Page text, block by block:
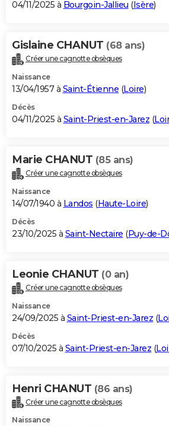
04/11/2025 à Bourgoin-Jallieu (Isère)
Gislaine CHANUT (68 ans)
Créer une cagnotte obsèques
Naissance
13/04/1957 à Saint-Étienne (Loire)
Décès
04/11/2025 à Saint-Priest-en-Jarez (
Marie CHANUT (85 ans)
Créer une cagnotte obsèques
Naissance
14/07/1940 à Landos (Haute-Loire)
Décès
23/10/2025 à Saint-Nectaire (Puy-de-
Leonie CHANUT (0 an)
Créer une cagnotte obsèques
Naissance
24/09/2025 à Saint-Priest-en-Jarez (
Décès
07/10/2025 à Saint-Priest-en-Jarez (
Henri CHANUT (86 ans)
Créer une cagnotte obsèques
Naissance